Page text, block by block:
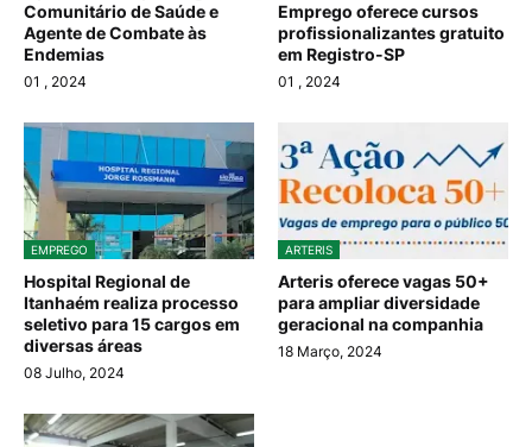
Comunitário de Saúde e
Agente de Combate às
Endemias
01 , 2024
Emprego oferece cursos
profissionalizantes gratuito
em Registro-SP
01 , 2024
EMPREGO
Hospital Regional de
Itanhaém realiza processo
seletivo para 15 cargos em
diversas áreas
08 Julho, 2024
ARTERIS
Arteris oferece vagas 50+
para ampliar diversidade
geracional na companhia
18 Março, 2024